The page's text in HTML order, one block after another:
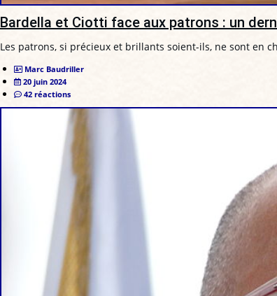
Bardella et Ciotti face aux patrons : un
Les patrons, si précieux et brillants soient-ils, ne sont en
Marc Baudriller
20 juin 2024
42 réactions